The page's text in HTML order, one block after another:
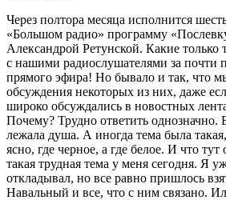
Через полтора месяца исполнится
«Большом радио» программу
Александрой Ретунской. Какие
с нашими радиослушателями за почти
прямого эфира! Но бывало и так, что
обсуждения некоторых из них, даже
широко обсуждались в новостных
Почему? Трудно ответить однозначно.
лежала душа. А иногда тема была
ясно, где черное, а где белое. И что
такая трудная тема у меня сегодня. Я
откладывал, но все равно пришлось
Навальный и все, что с ним связано.